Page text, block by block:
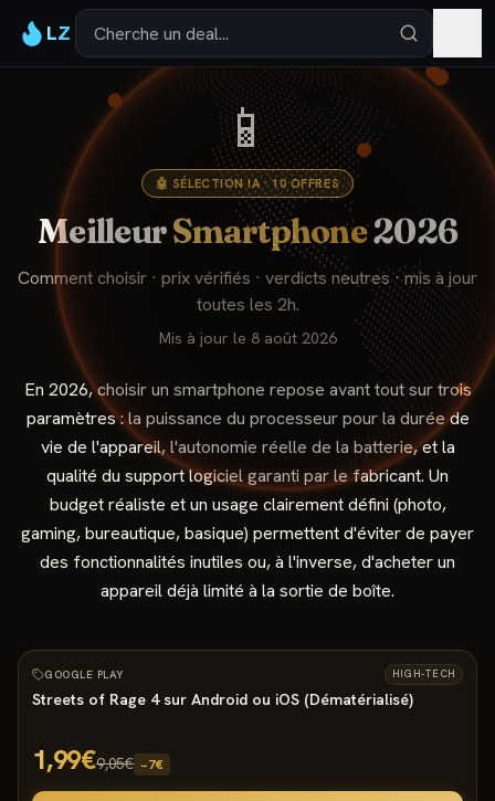
LZ
📱
🤖 SÉLECTION IA ·10OFFRES
MeilleurSmartphone2026
Comment choisir · prix vérifiés · verdicts neutres · mis à jour
toutes les 2h.
Mis à jour le 8 août 2026
En 2026, choisir un smartphone repose avant tout sur trois
paramètres : la puissance du processeur pour la durée de
vie de l'appareil, l'autonomie réelle de la batterie, et la
qualité du support logiciel garanti par le fabricant. Un
budget réaliste et un usage clairement défini (photo,
gaming, bureautique, basique) permettent d'éviter de payer
des fonctionnalités inutiles ou, à l'inverse, d'acheter un
appareil déjà limité à la sortie de boîte.
−78%
GOOGLE PLAY HIGH-TECH
Streets of Rage 4 sur Android ou iOS (Dématérialisé)
1,99€9,05€ −7€